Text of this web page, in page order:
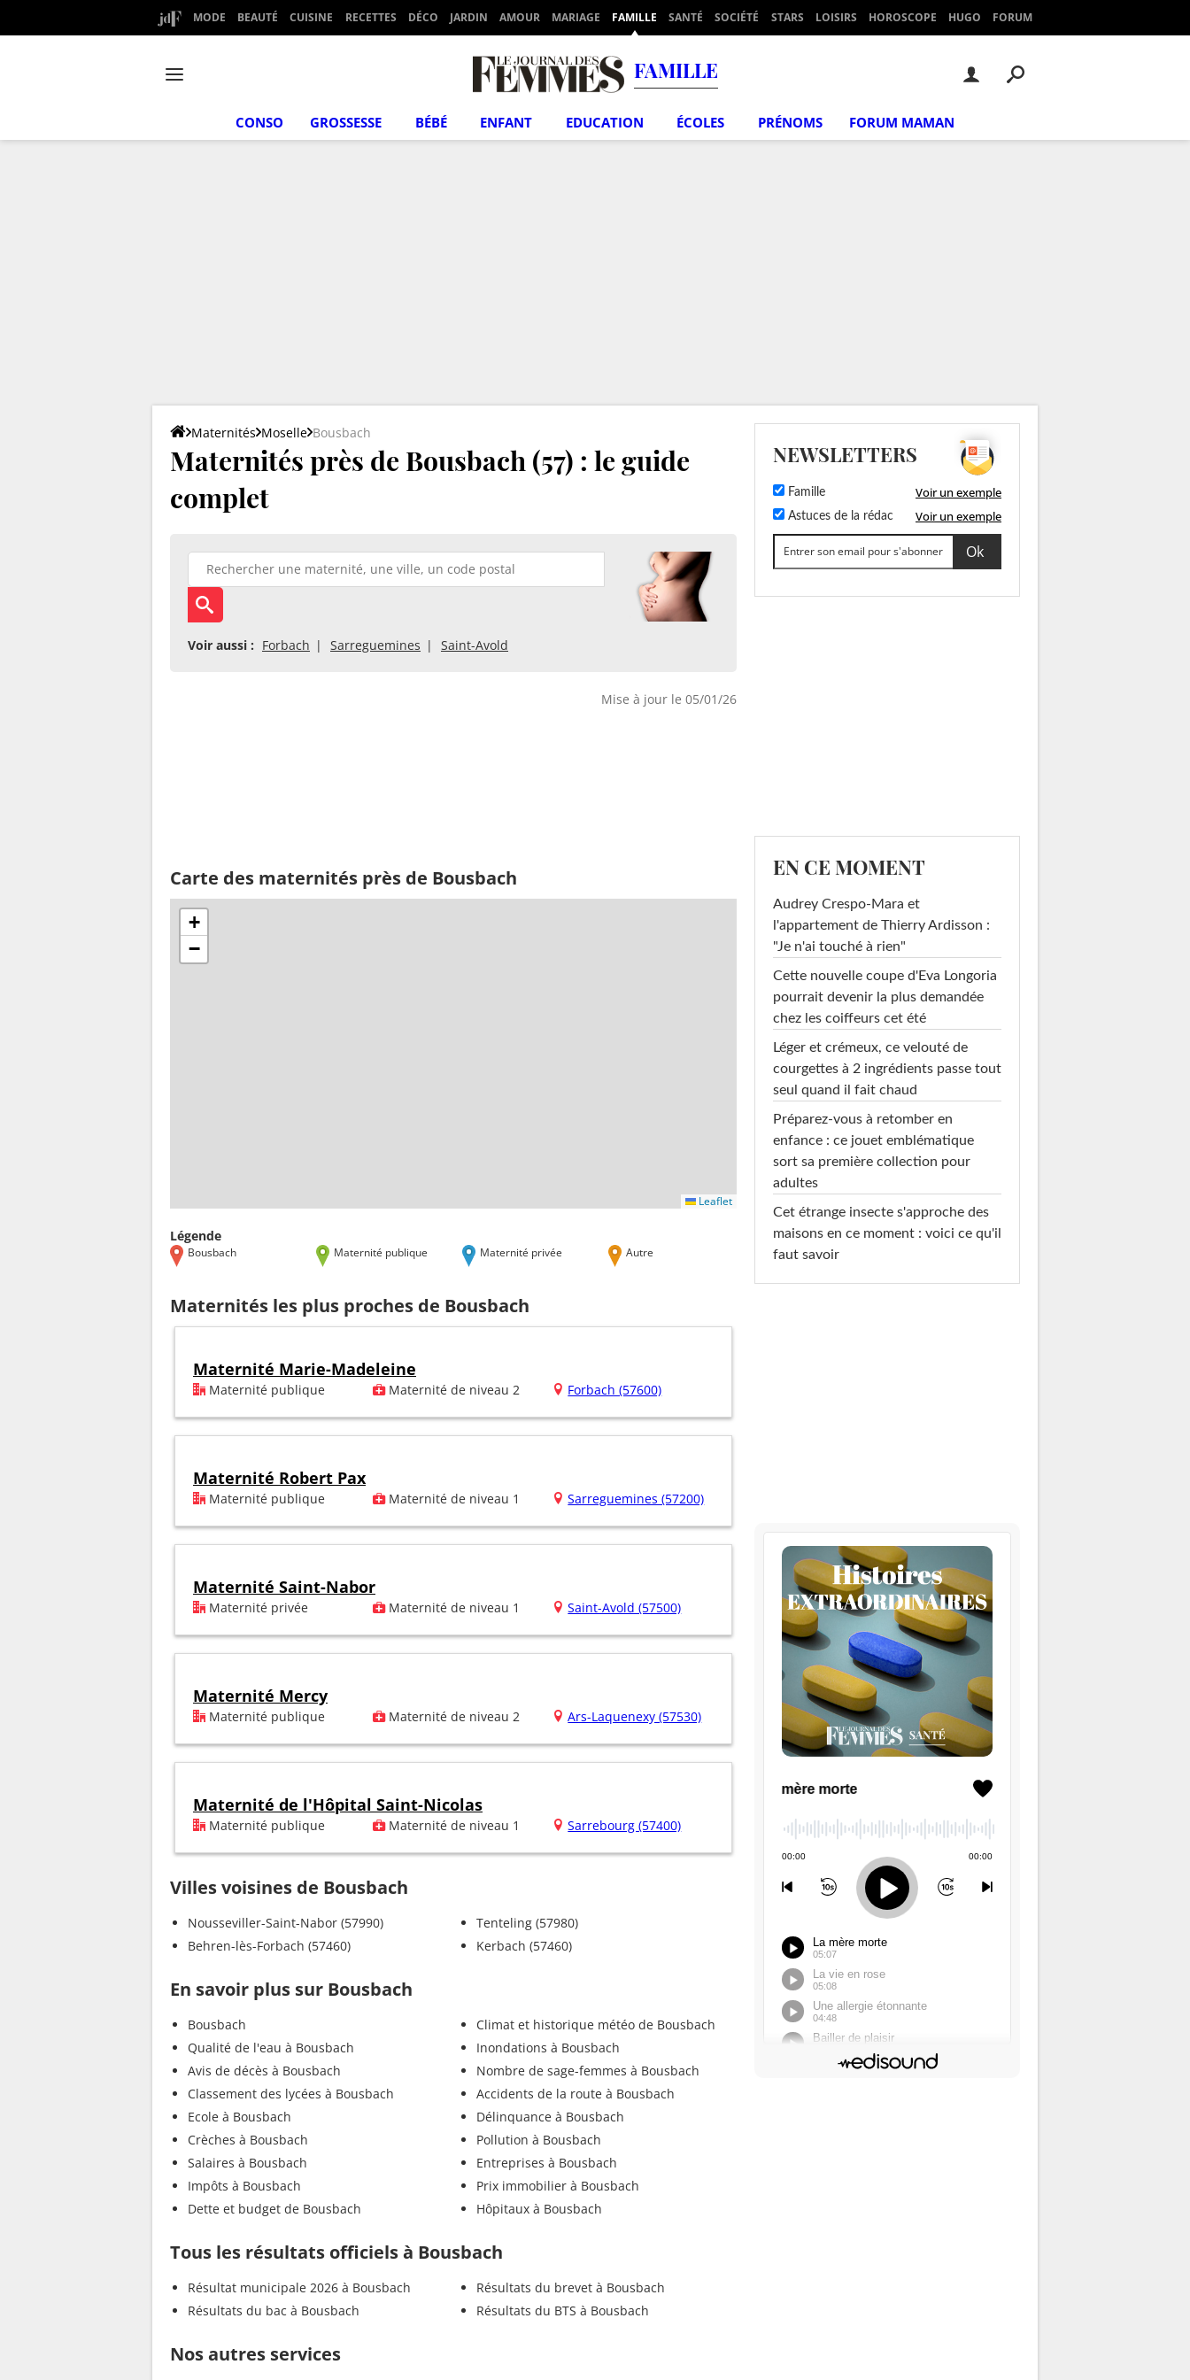
MODE BEAUTÉ CUISINE RECETTES DÉCO JARDIN AMOUR MARIAGE FAMILLE SANTÉ SOCIÉTÉ STARS LOISIRS HOROSCOPE HUGO FORUM
FAMILLE
CONSO GROSSESSE BÉBÉ ENFANT EDUCATION ÉCOLES PRÉNOMS FORUM MAMAN
Maternités Moselle Bousbach
Maternités près de Bousbach (57) : le guide
complet
Voir aussi : Forbach Sarreguemines Saint-Avold
Mise à jour le 05/01/26
Carte des maternités près de Bousbach
+
−
Leaflet
Légende
Bousbach Maternité publique Maternité privée Autre
Maternités les plus proches de Bousbach
Maternité Marie-Madeleine
Maternité publique Maternité de niveau 2 Forbach (57600)
Maternité Robert Pax
Maternité publique Maternité de niveau 1 Sarreguemines (57200)
Maternité Saint-Nabor
Maternité privée Maternité de niveau 1 Saint-Avold (57500)
Maternité Mercy
Maternité publique Maternité de niveau 2 Ars-Laquenexy (57530)
Maternité de l'Hôpital Saint-Nicolas
Maternité publique Maternité de niveau 1 Sarrebourg (57400)
Villes voisines de Bousbach
Nousseviller-Saint-Nabor (57990)
Behren-lès-Forbach (57460)
Tenteling (57980)
Kerbach (57460)
En savoir plus sur Bousbach
Bousbach
Qualité de l'eau à Bousbach
Avis de décès à Bousbach
Classement des lycées à Bousbach
Ecole à Bousbach
Crèches à Bousbach
Salaires à Bousbach
Impôts à Bousbach
Dette et budget de Bousbach
Climat et historique météo de Bousbach
Inondations à Bousbach
Nombre de sage-femmes à Bousbach
Accidents de la route à Bousbach
Délinquance à Bousbach
Pollution à Bousbach
Entreprises à Bousbach
Prix immobilier à Bousbach
Hôpitaux à Bousbach
Tous les résultats officiels à Bousbach
Résultat municipale 2026 à Bousbach
Résultats du bac à Bousbach
Résultats du brevet à Bousbach
Résultats du BTS à Bousbach
Nos autres services
NEWSLETTERS
Famille Voir un exemple
Astuces de la rédac Voir un exemple
EN CE MOMENT
Audrey Crespo-Mara et
l'appartement de Thierry Ardisson :
"Je n'ai touché à rien"
Cette nouvelle coupe d'Eva Longoria
pourrait devenir la plus demandée
chez les coiffeurs cet été
Léger et crémeux, ce velouté de
courgettes à 2 ingrédients passe tout
seul quand il fait chaud
Préparez-vous à retomber en
enfance : ce jouet emblématique
sort sa première collection pour
adultes
Cet étrange insecte s'approche des
maisons en ce moment : voici ce qu'il
faut savoir